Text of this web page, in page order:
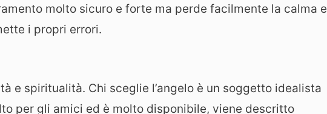
molto sicuro e forte ma perde facilmente la calma e
i propri errori.
e spiritualità. Chi sceglie l’angelo è un soggetto idealista
per gli amici ed è molto disponibile, viene descritto